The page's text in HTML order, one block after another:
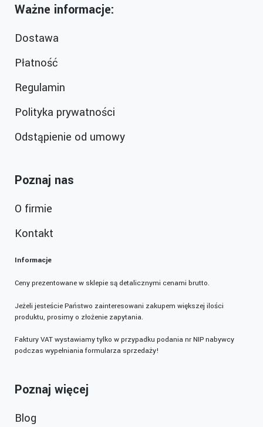
Ważne informacje:
Dostawa
Płatność
Regulamin
Polityka prywatności
Odstąpienie od umowy
Poznaj nas
O firmie
Kontakt
Informacje
Ceny prezentowane w sklepie są detalicznymi cenami brutto.
Jeżeli jesteście Państwo zainteresowani zakupem większej ilości
produktu, prosimy o złożenie zapytania.
Faktury VAT wystawiamy tylko w przypadku podania nr NIP nabywcy
podczas wypełniania formularza sprzedaży!
Poznaj więcej
Blog